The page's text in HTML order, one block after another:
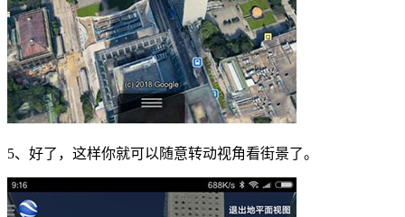
5、好了，这样你就可以随意转动视角看街景了。